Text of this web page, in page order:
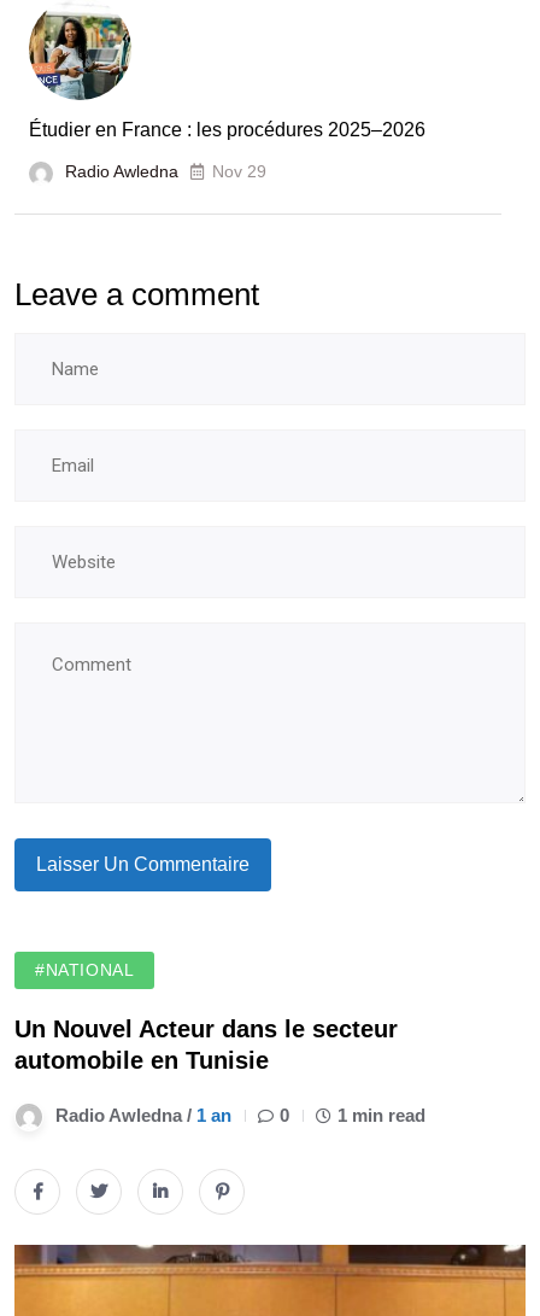
et
écoles
Étudier en France : les procédures 2025–2026
Radio Awledna Nov 29
Leave a comment
#NATIONAL
Un Nouvel Acteur dans le secteur
automobile en Tunisie
Radio Awledna / 1 an 0 1 min read